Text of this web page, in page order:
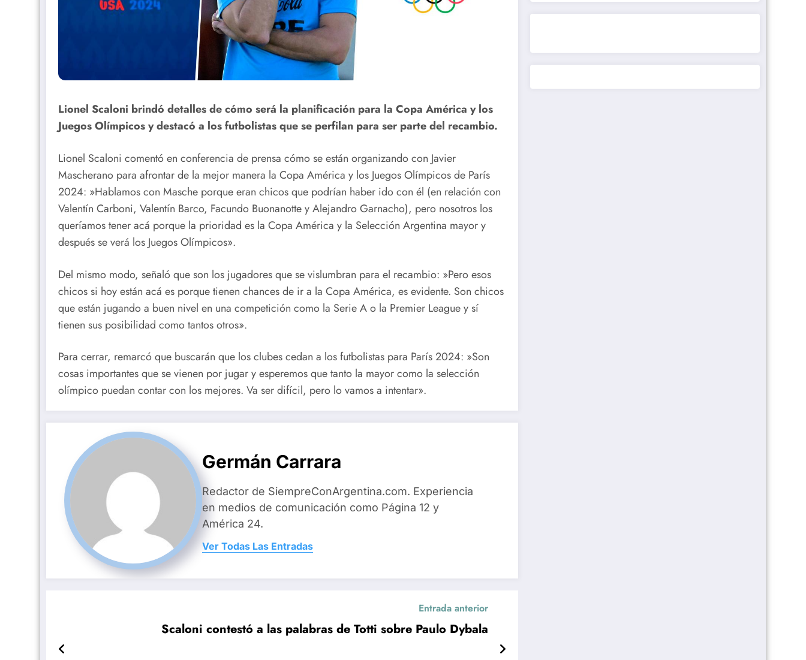
Lionel Scaloni brindó detalles de cómo será la planificación para la Copa América y los
Juegos Olímpicos y destacó a los futbolistas que se perfilan para ser parte del recambio.
Lionel Scaloni comentó en conferencia de prensa cómo se están organizando con Javier
Mascherano para afrontar de la mejor manera la Copa América y los Juegos Olímpicos de París
2024: »Hablamos con Masche porque eran chicos que podrían haber ido con él (en relación con
Valentín Carboni, Valentín Barco, Facundo Buonanotte y Alejandro Garnacho), pero nosotros los
queríamos tener acá porque la prioridad es la Copa América y la Selección Argentina mayor y
después se verá los Juegos Olímpicos».
Del mismo modo, señaló que son los jugadores que se vislumbran para el recambio: »Pero esos
chicos si hoy están acá es porque tienen chances de ir a la Copa América, es evidente. Son chicos
que están jugando a buen nivel en una competición como la Serie A o la Premier League y sí
tienen sus posibilidad como tantos otros».
Para cerrar, remarcó que buscarán que los clubes cedan a los futbolistas para París 2024: »Son
cosas importantes que se vienen por jugar y esperemos que tanto la mayor como la selección
olímpico puedan contar con los mejores. Va ser difícil, pero lo vamos a intentar».
Germán Carrara
Redactor de SiempreConArgentina.com. Experiencia
en medios de comunicación como Página 12 y
América 24.
Ver Todas Las Entradas
Entrada anterior
Scaloni contestó a las palabras de Totti sobre Paulo Dybala